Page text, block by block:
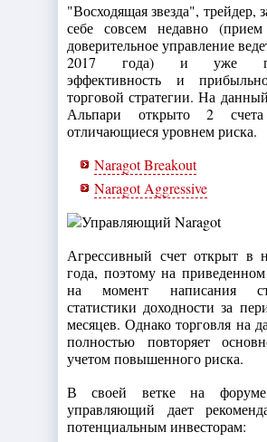
"Восходящая звезда", трейдер,
себе совсем недавно
доверительное управление
2017 года) и уже
эффективность и
торговой стратегии. На
Альпари открыто 2 счета
отличающиеся уровнем риска.
Naragot Breakout
Naragot Aggressive
Агрессивный счет открыт в
года, поэтому на
на момент написания
статистики доходности за
месяцев. Однако торговля на
полностью повторяет
учетом повышенного риска.
В своей ветке на
управляющий дает
потенциальным инвесторам: